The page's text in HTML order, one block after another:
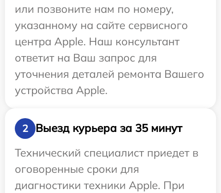
или позвоните нам по номеру,
указанному на сайте сервисного
центра Apple. Наш консультант
ответит на Ваш запрос для
уточнения деталей ремонта Вашего
устройства Apple.
2
Выезд курьера за 35 минут
Технический специалист приедет в
оговоренные сроки для
диагностики техники Apple. При